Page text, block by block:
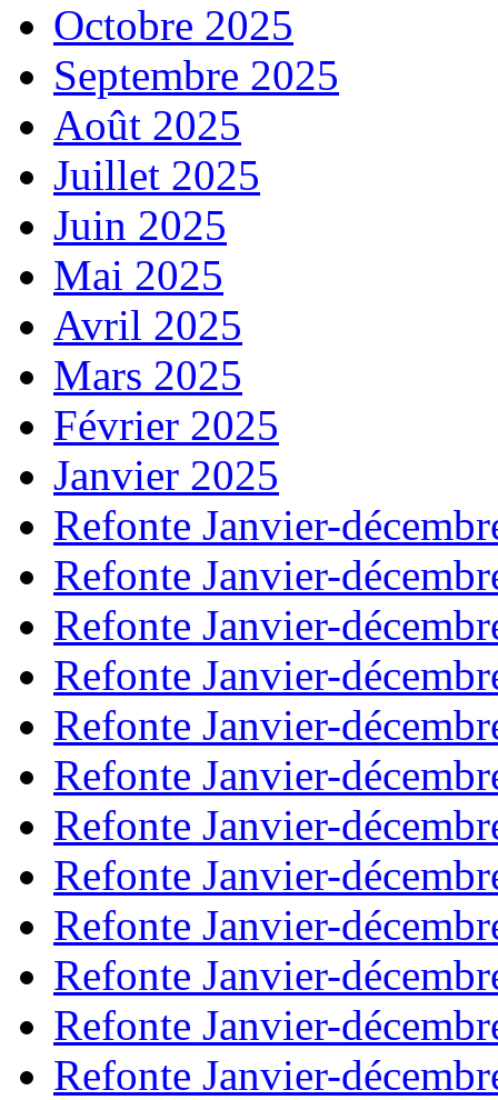
Octobre 2025
Septembre 2025
Août 2025
Juillet 2025
Juin 2025
Mai 2025
Avril 2025
Mars 2025
Février 2025
Janvier 2025
Refonte Janvier-
Refonte Janvier-
Refonte Janvier-
Refonte Janvier-
Refonte Janvier-
Refonte Janvier-
Refonte Janvier-
Refonte Janvier-
Refonte Janvier-
Refonte Janvier-
Refonte Janvier-
Refonte Janvier-